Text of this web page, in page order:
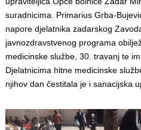
suradnicima. Primarius Grba-
napore djelatnika zadarskog
javnozdravstvenog programa
medicinske službe, 30. travanj te
Djelatnicima hitne medicinske
njihov dan čestitala je i sanacijska